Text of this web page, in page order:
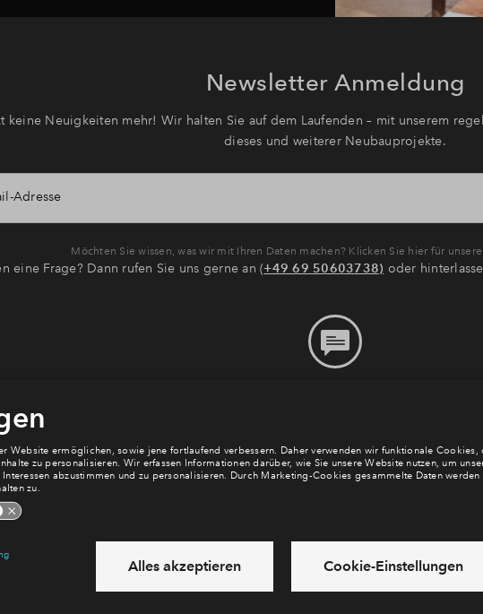
Newsletter Anmeldung
keine Neuigkeiten mehr! Wir halten Sie auf dem Laufenden – mit unserem
dieses und weiterer Neubauprojekte.
Adresse
Möchten Sie wissen, was wir mit Ihren Daten machen? Klicken Sie hier für unsere
eine Frage? Dann rufen Sie uns gerne an (+49 69 50603738) oder